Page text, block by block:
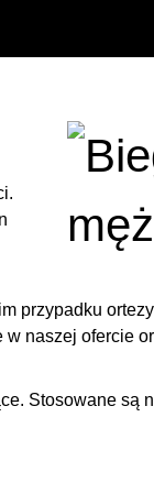
przypadku
naszej ofercie
. Stosowane są